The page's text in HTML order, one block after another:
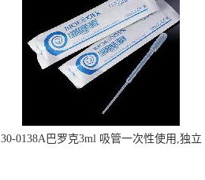
30-0138A巴罗克3ml 吸管一次性使用,独立